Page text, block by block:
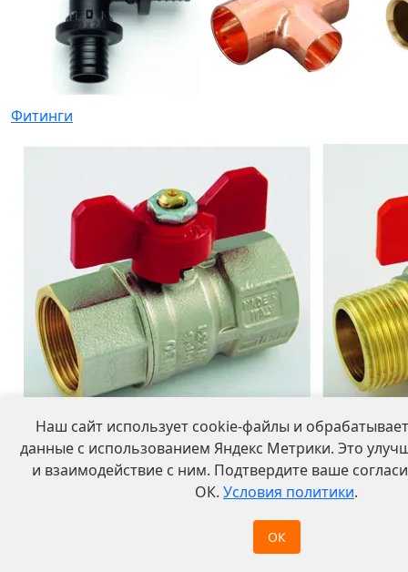
Приборы учета
Фитинги
Наш сайт использует cookie-файлы и
данные с использованием Яндекс Метрики. Это
и взаимодействие с ним. Подтвердите ваше
ОК. Условия политики.
ОК